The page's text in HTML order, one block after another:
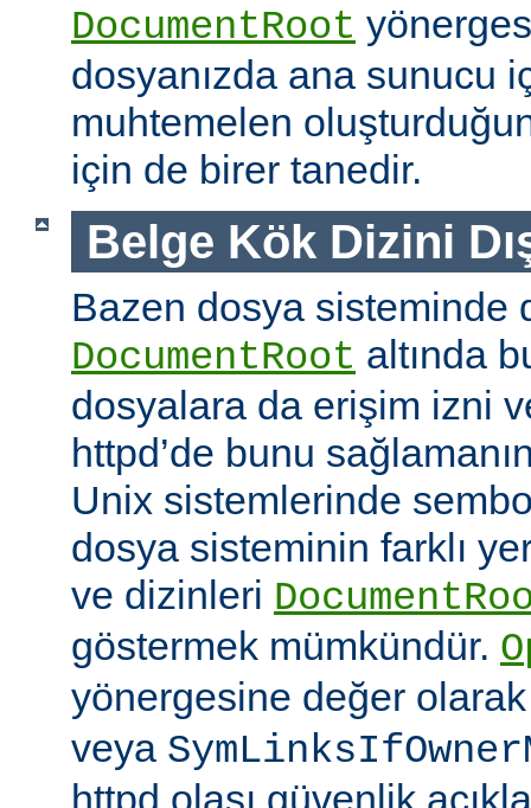
DocumentRoot
dosyanızda ana sunucu
muhtemelen
için de birer tanedir.
Belge Kök Dizini
Bazen dosya sisteminde
DocumentRoot altında
dosyalara da erişim izni
httpd’de bunu
Unix sistemlerinde
dosya sisteminin farklı
ve dizinleri
göstermek mümkündür.
yönergesine değer
veya